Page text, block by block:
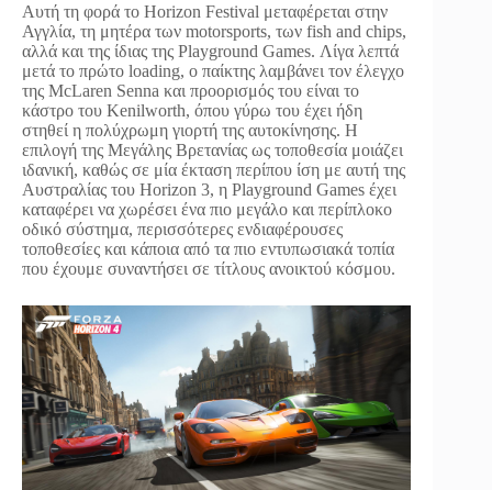
Αυτή τη φορά το Horizon Festival μεταφέρεται στην
Αγγλία, τη μητέρα των motorsports, των fish and chips,
αλλά και της ίδιας της Playground Games. Λίγα λεπτά
μετά το πρώτο loading, ο παίκτης λαμβάνει τον έλεγχο
της McLaren Senna και προορισμός του είναι το
κάστρο του Kenilworth, όπου γύρω του έχει ήδη
στηθεί η πολύχρωμη γιορτή της αυτοκίνησης. Η
επιλογή της Μεγάλης Βρετανίας ως τοποθεσία μοιάζει
ιδανική, καθώς σε μία έκταση περίπου ίση με αυτή της
Αυστραλίας του Horizon 3, η Playground Games έχει
καταφέρει να χωρέσει ένα πιο μεγάλο και περίπλοκο
οδικό σύστημα, περισσότερες ενδιαφέρουσες
τοποθεσίες και κάποια από τα πιο εντυπωσιακά τοπία
που έχουμε συναντήσει σε τίτλους ανοικτού κόσμου.